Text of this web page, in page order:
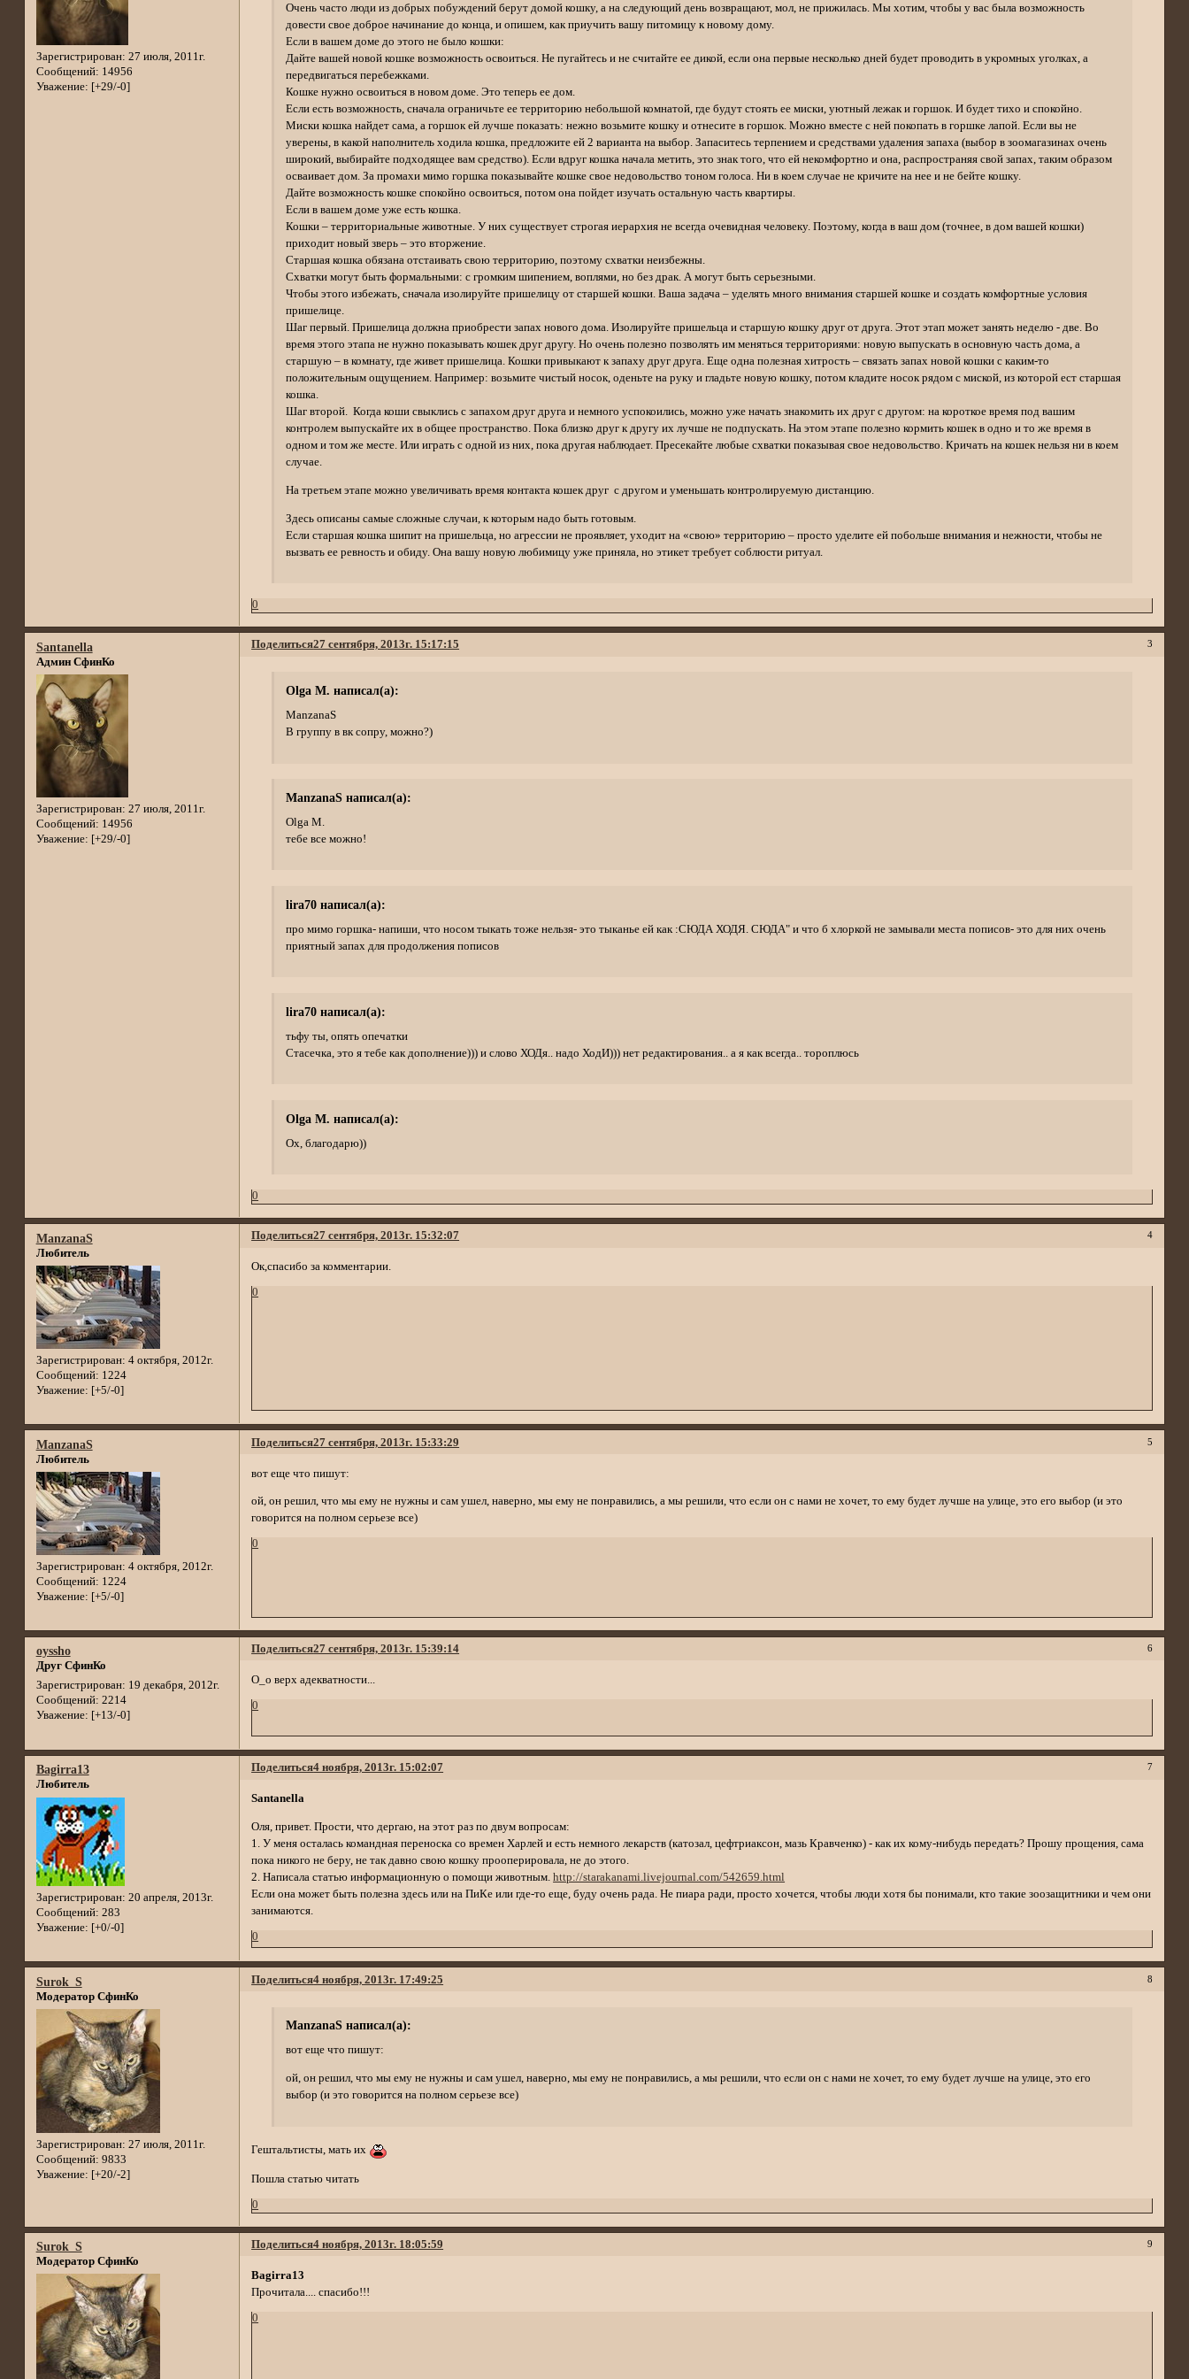
Зарегистрирован: 27 июля, 2011г.
Сообщений: 14956
Уважение: [+29/-0]
Очень часто люди из добрых побуждений берут домой кошку, а на следующий день возвращают, мол, не прижилась. Мы хотим, чтобы у вас была возможность
довести свое доброе начинание до конца, и опишем, как приучить вашу питомицу к новому дому.
Если в вашем доме до этого не было кошки:
Дайте вашей новой кошке возможность освоиться. Не пугайтесь и не считайте ее дикой, если она первые несколько дней будет проводить в укромных уголках, а
передвигаться перебежками.
Кошке нужно освоиться в новом доме. Это теперь ее дом.
Если есть возможность, сначала ограничьте ее территорию небольшой комнатой, где будут стоять ее миски, уютный лежак и горшок. И будет тихо и спокойно.
Миски кошка найдет сама, а горшок ей лучше показать: нежно возьмите кошку и отнесите в горшок. Можно вместе с ней покопать в горшке лапой. Если вы не
уверены, в какой наполнитель ходила кошка, предложите ей 2 варианта на выбор. Запаситесь терпением и средствами удаления запаха (выбор в зоомагазинах очень
широкий, выбирайте подходящее вам средство). Если вдруг кошка начала метить, это знак того, что ей некомфортно и она, распространяя свой запах, таким образом
осваивает дом. За промахи мимо горшка показывайте кошке свое недовольство тоном голоса. Ни в коем случае не кричите на нее и не бейте кошку.
Дайте возможность кошке спокойно освоиться, потом она пойдет изучать остальную часть квартиры.
Если в вашем доме уже есть кошка.
Кошки – территориальные животные. У них существует строгая иерархия не всегда очевидная человеку. Поэтому, когда в ваш дом (точнее, в дом вашей кошки)
приходит новый зверь – это вторжение.
Старшая кошка обязана отстаивать свою территорию, поэтому схватки неизбежны.
Схватки могут быть формальными: с громким шипением, воплями, но без драк. А могут быть серьезными.
Чтобы этого избежать, сначала изолируйте пришелицу от старшей кошки. Ваша задача – уделять много внимания старшей кошке и создать комфортные условия
пришелице.
Шаг первый. Пришелица должна приобрести запах нового дома. Изолируйте пришельца и старшую кошку друг от друга. Этот этап может занять неделю - две. Во
время этого этапа не нужно показывать кошек друг другу. Но очень полезно позволять им меняться территориями: новую выпускать в основную часть дома, а
старшую – в комнату, где живет пришелица. Кошки привыкают к запаху друг друга. Еще одна полезная хитрость – связать запах новой кошки с каким-то
положительным ощущением. Например: возьмите чистый носок, оденьте на руку и гладьте новую кошку, потом кладите носок рядом с миской, из которой ест старшая
кошка.
Шаг второй. Когда коши свыклись с запахом друг друга и немного успокоились, можно уже начать знакомить их друг с другом: на короткое время под вашим
контролем выпускайте их в общее пространство. Пока близко друг к другу их лучше не подпускать. На этом этапе полезно кормить кошек в одно и то же время в
одном и том же месте. Или играть с одной из них, пока другая наблюдает. Пресекайте любые схватки показывая свое недовольство. Кричать на кошек нельзя ни в коем
случае.
На третьем этапе можно увеличивать время контакта кошек друг с другом и уменьшать контролируемую дистанцию.
Здесь описаны самые сложные случаи, к которым надо быть готовым.
Если старшая кошка шипит на пришельца, но агрессии не проявляет, уходит на «свою» территорию – просто уделите ей побольше внимания и нежности, чтобы не
вызвать ее ревность и обиду. Она вашу новую любимицу уже приняла, но этикет требует соблюсти ритуал.
0
Поделиться 3
27 сентября, 2013г. 15:17:15
Santanella
Админ СфинКо
Зарегистрирован: 27 июля, 2011г.
Сообщений: 14956
Уважение: [+29/-0]
Olga M. написал(а):
ManzanaS
В группу в вк сопру, можно?)
ManzanaS написал(а):
Olga M.
тебе все можно!
lira70 написал(а):
про мимо горшка- напиши, что носом тыкать тоже нельзя- это тыканье ей как :СЮДА ХОДЯ. СЮДА" и что б хлоркой не замывали места пописов- это для них очень
приятный запах для продолжения пописов
lira70 написал(а):
тьфу ты, опять опечатки
Стасечка, это я тебе как дополнение))) и слово ХОДя.. надо ХодИ))) нет редактирования.. а я как всегда.. тороплюсь
Olga M. написал(а):
Ох, благодарю))
0
Поделиться 4
27 сентября, 2013г. 15:32:07
ManzanaS
Любитель
Зарегистрирован: 4 октября, 2012г.
Сообщений: 1224
Уважение: [+5/-0]
Ок,спасибо за комментарии.
0
Поделиться 5
27 сентября, 2013г. 15:33:29
ManzanaS
Любитель
Зарегистрирован: 4 октября, 2012г.
Сообщений: 1224
Уважение: [+5/-0]
вот еще что пишут:
ой, он решил, что мы ему не нужны и сам ушел, наверно, мы ему не понравились, а мы решили, что если он с нами не хочет, то ему будет лучше на улице, это его выбор (и это
говорится на полном серьезе все)
0
Поделиться 6
27 сентября, 2013г. 15:39:14
oyssho
Друг СфинКо
Зарегистрирован: 19 декабря, 2012г.
Сообщений: 2214
Уважение: [+13/-0]
О_о верх адекватности...
0
Поделиться 7
4 ноября, 2013г. 15:02:07
Bagirra13
Любитель
Зарегистрирован: 20 апреля, 2013г.
Сообщений: 283
Уважение: [+0/-0]
Santanella
Оля, привет. Прости, что дергаю, на этот раз по двум вопросам:
1. У меня осталась командная переноска со времен Харлей и есть немного лекарств (катозал, цефтриаксон, мазь Кравченко) - как их кому-нибудь передать? Прошу прощения, сама
пока никого не беру, не так давно свою кошку прооперировала, не до этого.
2. Написала статью информационную о помощи животным.http://starakanami.livejournal.com/542659.html
Если она может быть полезна здесь или на ПиКе или где-то еще, буду очень рада. Не пиара ради, просто хочется, чтобы люди хотя бы понимали, кто такие зоозащитники и чем они
занимаются.
0
Поделиться 8
4 ноября, 2013г. 17:49:25
Surok_S
Модератор СфинКо
Зарегистрирован: 27 июля, 2011г.
Сообщений: 9833
Уважение: [+20/-2]
ManzanaS написал(а):
вот еще что пишут:
ой, он решил, что мы ему не нужны и сам ушел, наверно, мы ему не понравились, а мы решили, что если он с нами не хочет, то ему будет лучше на улице, это его
выбор (и это говорится на полном серьезе все)
Гештальтисты, мать их
Пошла статью читать
0
Поделиться 9
4 ноября, 2013г. 18:05:59
Surok_S
Модератор СфинКо
Bagirra13
Прочитала.... спасибо!!!
0